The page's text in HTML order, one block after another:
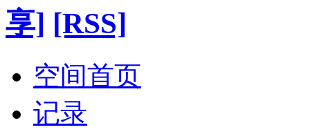
享] [RSS]
空间首页
记录